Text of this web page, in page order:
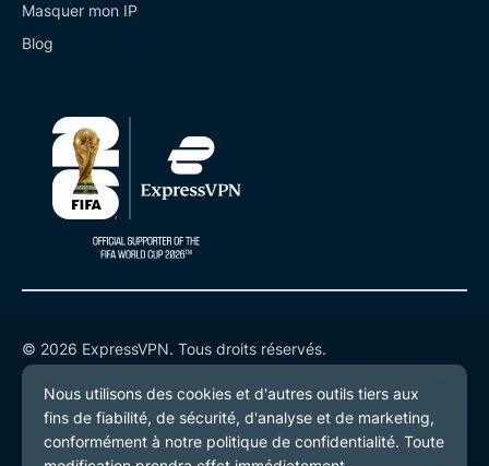
Masquer mon IP
Blog
© 2026 ExpressVPN. Tous droits réservés.
Politique de confidentialité
Conditions de service
Préférences de cookies